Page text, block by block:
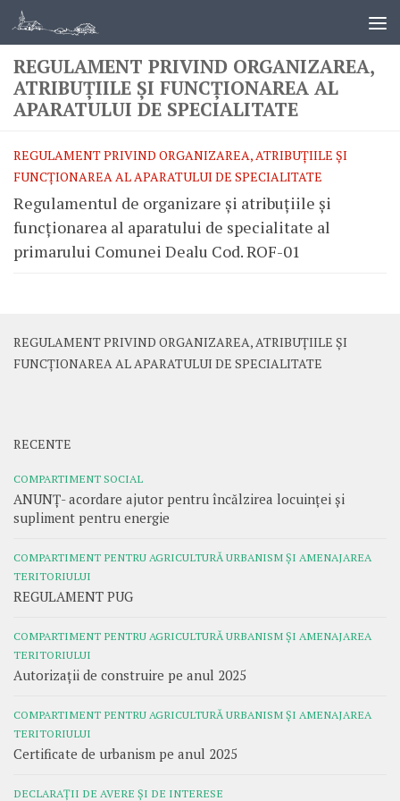
REGULAMENT PRIVIND ORGANIZAREA,
ATRIBUȚIILE ȘI FUNCȚIONAREA AL
APARATULUI DE SPECIALITATE
REGULAMENT PRIVIND ORGANIZAREA, ATRIBUȚIILE ȘI
FUNCȚIONAREA AL APARATULUI DE SPECIALITATE
Regulamentul de organizare și atribuțiile și
funcționarea al aparatului de specialitate al
primarului Comunei Dealu Cod. ROF-01
REGULAMENT PRIVIND ORGANIZAREA, ATRIBUȚIILE ȘI
FUNCȚIONAREA AL APARATULUI DE SPECIALITATE
RECENTE
COMPARTIMENT SOCIAL
ANUNȚ- acordare ajutor pentru încălzirea locuinței și
supliment pentru energie
COMPARTIMENT PENTRU AGRICULTURĂ URBANISM ȘI AMENAJAREA
TERITORIULUI
REGULAMENT PUG
COMPARTIMENT PENTRU AGRICULTURĂ URBANISM ȘI AMENAJAREA
TERITORIULUI
Autorizații de construire pe anul 2025
COMPARTIMENT PENTRU AGRICULTURĂ URBANISM ȘI AMENAJAREA
TERITORIULUI
Certificate de urbanism pe anul 2025
DECLARAȚII DE AVERE ȘI DE INTERESE